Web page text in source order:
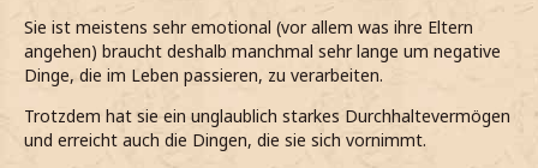
Sie ist meistens sehr emotional (vor allem was ihre Eltern
angehen) braucht deshalb manchmal sehr lange um negative
Dinge, die im Leben passieren, zu verarbeiten.
Trotzdem hat sie ein unglaublich starkes Durchhaltevermögen
und erreicht auch die Dingen, die sie sich vornimmt.